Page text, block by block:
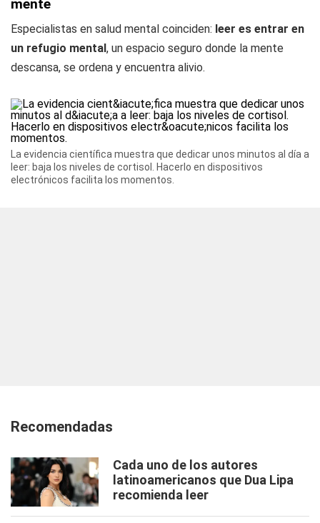
mente
Especialistas en salud mental coinciden: leer es entrar en
un refugio mental, un espacio seguro donde la mente
descansa, se ordena y encuentra alivio.
La evidencia científica muestra que dedicar unos minutos al día a
leer: baja los niveles de cortisol. Hacerlo en dispositivos
electrónicos facilita los momentos.
Recomendadas
Cada uno de los autores
latinoamericanos que Dua Lipa
recomienda leer